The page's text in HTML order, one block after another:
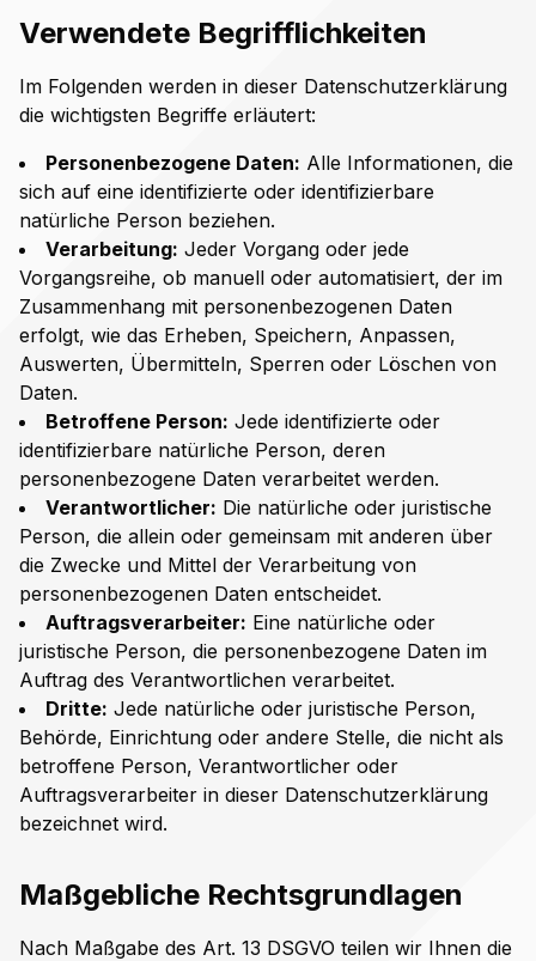
Verwendete Begrifflichkeiten
Im Folgenden werden in dieser Datenschutzerklärung
die wichtigsten Begriffe erläutert:
Personenbezogene Daten: Alle Informationen, die
sich auf eine identifizierte oder identifizierbare
natürliche Person beziehen.
Verarbeitung: Jeder Vorgang oder jede
Vorgangsreihe, ob manuell oder automatisiert, der im
Zusammenhang mit personenbezogenen Daten
erfolgt, wie das Erheben, Speichern, Anpassen,
Auswerten, Übermitteln, Sperren oder Löschen von
Daten.
Betroffene Person: Jede identifizierte oder
identifizierbare natürliche Person, deren
personenbezogene Daten verarbeitet werden.
Verantwortlicher: Die natürliche oder juristische
Person, die allein oder gemeinsam mit anderen über
die Zwecke und Mittel der Verarbeitung von
personenbezogenen Daten entscheidet.
Auftragsverarbeiter: Eine natürliche oder
juristische Person, die personenbezogene Daten im
Auftrag des Verantwortlichen verarbeitet.
Dritte: Jede natürliche oder juristische Person,
Behörde, Einrichtung oder andere Stelle, die nicht als
betroffene Person, Verantwortlicher oder
Auftragsverarbeiter in dieser Datenschutzerklärung
bezeichnet wird.
Maßgebliche Rechtsgrundlagen
Nach Maßgabe des Art. 13 DSGVO teilen wir Ihnen die